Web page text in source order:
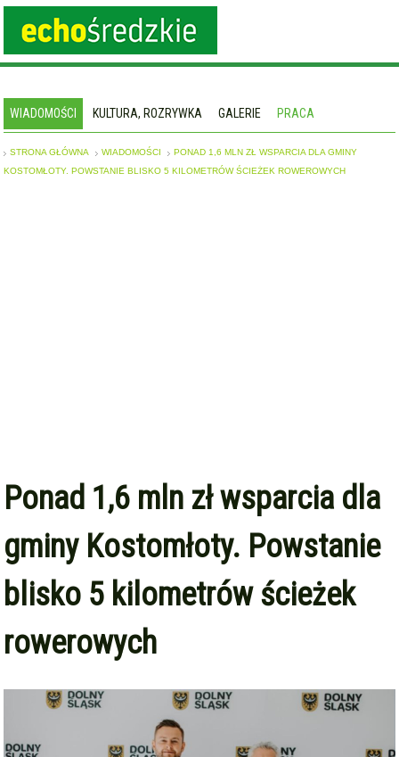
WIADOMOŚCI KULTURA, ROZRYWKA GALERIE PRACA
STRONA GŁÓWNA WIADOMOŚCI
PONAD 1,6 MLN ZŁ WSPARCIA DLA GMINY
KOSTOMŁOTY. POWSTANIE BLISKO 5 KILOMETRÓW ŚCIEŻEK ROWEROWYCH
Ponad 1,6 mln zł wsparcia dla
gminy Kostomłoty. Powstanie
blisko 5 kilometrów ścieżek
rowerowych